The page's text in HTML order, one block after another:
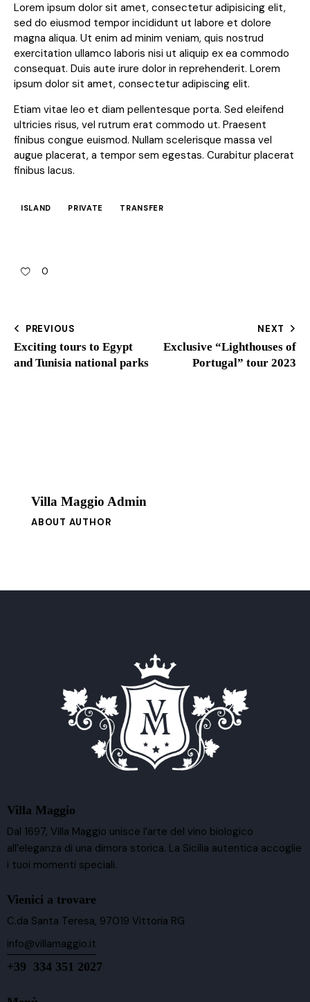
Lorem ipsum dolor sit amet, consectetur adipisicing elit,
sed do eiusmod tempor incididunt ut labore et dolore
magna aliqua. Ut enim ad minim veniam, quis nostrud
exercitation ullamco laboris nisi ut aliquip ex ea commodo
consequat. Duis aute irure dolor in reprehenderit. Lorem
ipsum dolor sit amet, consectetur adipiscing elit.
Etiam vitae leo et diam pellentesque porta. Sed eleifend
ultricies risus, vel rutrum erat commodo ut. Praesent
finibus congue euismod. Nullam scelerisque massa vel
augue placerat, a tempor sem egestas. Curabitur placerat
finibus lacus.
ISLAND PRIVATE TRANSFER
0
PREVIOUS
Exciting tours to Egypt
and Tunisia national parks
NEXT
Exclusive “Lighthouses of
Portugal” tour 2023
Villa Maggio Admin
ABOUT AUTHOR
Villa Maggio
Dal 1697, Villa Maggio unisce l’arte del vino biologico
all’eleganza di una dimora storica. La Sicilia autentica accoglie
i tuoi momenti speciali.
Vienici a trovare
C.da Santa Teresa, 97019 Vittoria RG
info@villamaggio.it
+39 334 351 2027